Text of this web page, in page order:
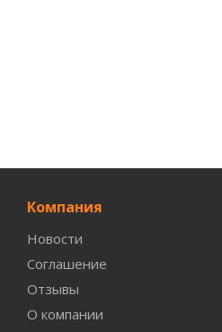
Компания
Новости
Соглашение
Отзывы
О компании